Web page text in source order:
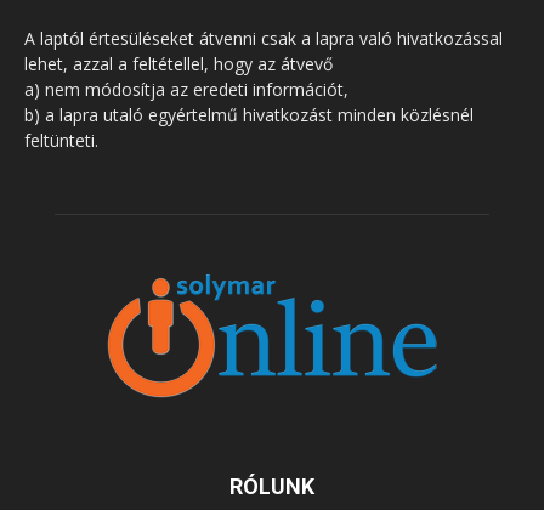
A laptól értesüléseket átvenni csak a lapra való hivatkozással
lehet, azzal a feltétellel, hogy az átvevő
a) nem módosítja az eredeti információt,
b) a lapra utaló egyértelmű hivatkozást minden közlésnél
feltünteti.
RÓLUNK